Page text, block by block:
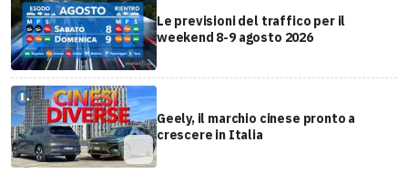
Le previsioni del traffico per il
weekend 8-9 agosto 2026
Geely, il marchio cinese pronto a
crescere in Italia